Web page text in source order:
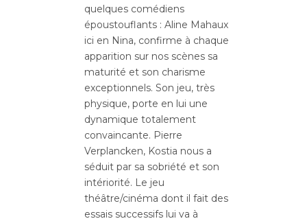
quelques comédiens
époustouflants : Aline Mahaux
ici en Nina, confirme à chaque
apparition sur nos scènes sa
maturité et son charisme
exceptionnels. Son jeu, très
physique, porte en lui une
dynamique totalement
convaincante. Pierre
Verplancken, Kostia nous a
séduit par sa sobriété et son
intériorité. Le jeu
théâtre/cinéma dont il fait des
essais successifs lui va à